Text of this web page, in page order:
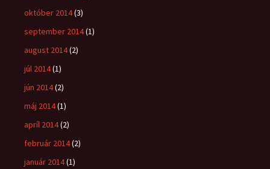
október 2014(3)
september 2014(1)
august 2014(2)
júl 2014(1)
jún 2014(2)
máj 2014(1)
apríl 2014(2)
február 2014(2)
január 2014(1)